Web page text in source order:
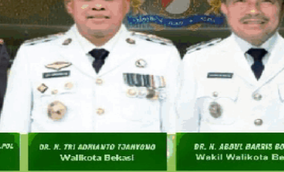
Kendati bahan baku utamanya sama, yaitu daging
Minggu (6/6/2010), Harian Warta Kota menggelar
Museum Sejarah Jakarta. Berupa-rupa soto pun
Tidak kurang 25 penjual soto turut berpartisipasi
Pati, Cotto Makassar, Soto Kaki Sapi
mengenal sedikit mengenai soto-soto di atas.